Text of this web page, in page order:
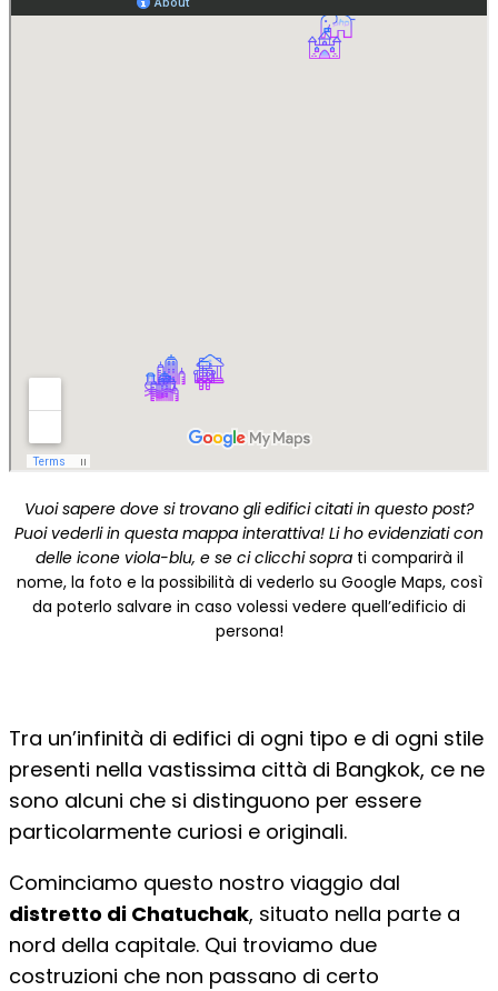
Vuoi sapere dove si trovano gli edifici citati in questo post?
Puoi vederli in questa mappa interattiva! Li ho evidenziati con
delle icone viola-blu, e se ci clicchi soprati comparirà il
nome, la foto e la possibilità di vederlo su Google Maps, così
da poterlo salvare in caso volessi vedere quell’edificio di
persona!
Tra un’infinità di edifici di ogni tipo e di ogni stile
presenti nella vastissima città di Bangkok, ce ne
sono alcuni che si distinguono per essere
particolarmente curiosi e originali.
Cominciamo questo nostro viaggio dal
distretto di Chatuchak, situato nella parte a
nord della capitale. Qui troviamo due
costruzioni che non passano di certo